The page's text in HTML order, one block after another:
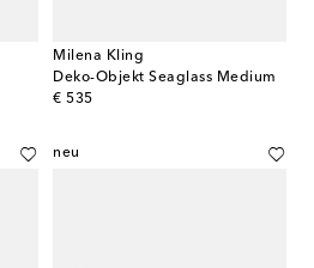
Milena Kling
Deko-Objekt Seaglass Medium
€ 535
original price
neu